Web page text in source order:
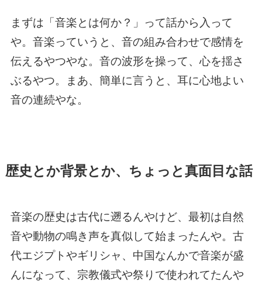
まずは「音楽とは何か？」って話から入って
や。音楽っていうと、音の組み合わせで感情を
伝えるやつやな。音の波形を操って、心を揺さ
ぶるやつ。まあ、簡単に言うと、耳に心地よい
音の連続やな。
歴史とか背景とか、ちょっと真面目な話
音楽の歴史は古代に遡るんやけど、最初は自然
音や動物の鳴き声を真似して始まったんや。古
代エジプトやギリシャ、中国なんかで音楽が盛
んになって、宗教儀式や祭りで使われてたんや